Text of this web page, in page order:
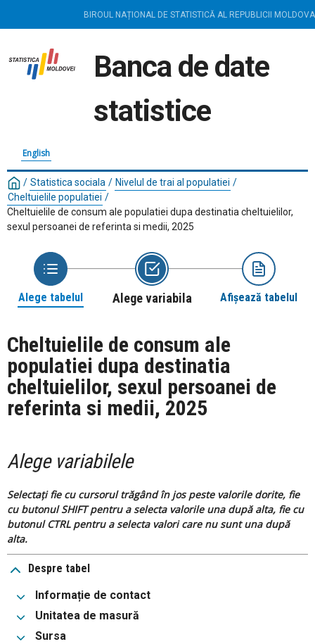
BIROUL NAȚIONAL DE STATISTICĂ AL REPUBLICII MOLDOVA
Banca de date
statistice
English
/ Statistica sociala / Nivelul de trai al populatiei /
Cheltuielile populatiei /
Cheltuielile de consum ale populatiei dupa destinatia cheltuielilor,
sexul persoanei de referinta si medii, 2025
Alege tabelul Alege variabila Afișează tabelul
Cheltuielile de consum ale
populatiei dupa destinatia
cheltuielilor, sexul persoanei de
referinta si medii, 2025
Alege variabilele
Selectați fie cu cursorul trăgând în jos peste valorile dorite, fie
cu butonul SHIFT pentru a selecta valorile una după alta, fie cu
butonul CTRL pentru a selecta valori care nu sunt una după
alta.
Despre tabel
Informație de contact
Unitatea de masură
Sursa